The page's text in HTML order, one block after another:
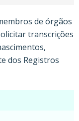
de órgãos
transcrições
dos Registros